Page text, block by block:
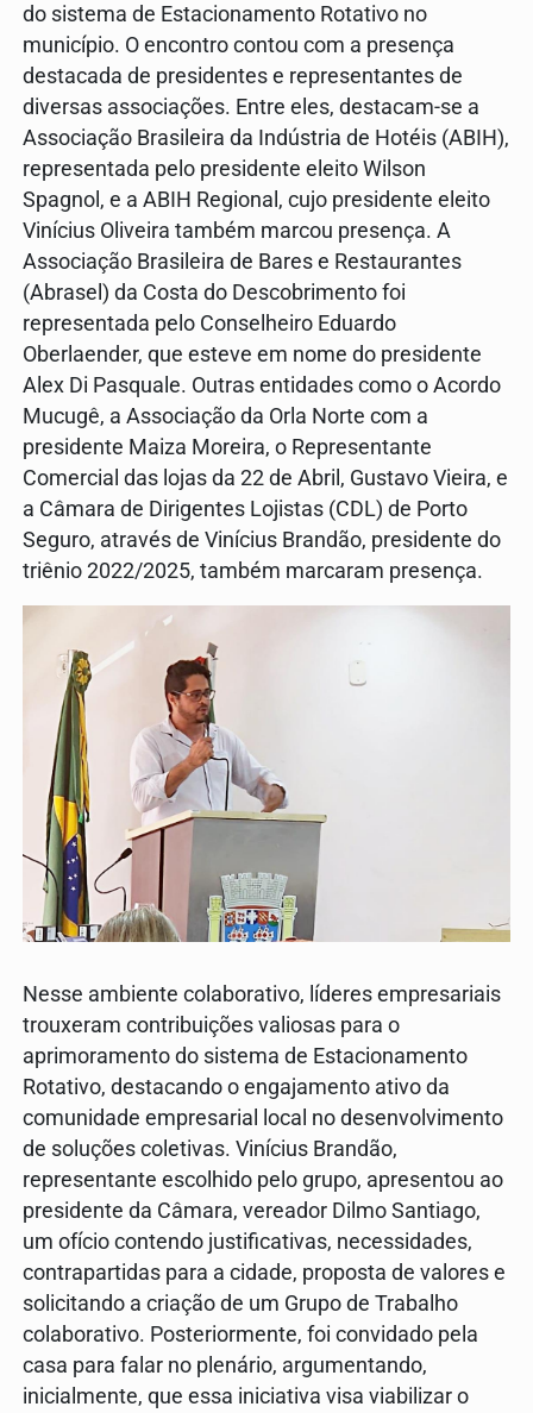
do sistema de Estacionamento Rotativo no
município. O encontro contou com a presença
destacada de presidentes e representantes de
diversas associações. Entre eles, destacam-se a
Associação Brasileira da Indústria de Hotéis (ABIH),
representada pelo presidente eleito Wilson
Spagnol, e a ABIH Regional, cujo presidente eleito
Vinícius Oliveira também marcou presença. A
Associação Brasileira de Bares e Restaurantes
(Abrasel) da Costa do Descobrimento foi
representada pelo Conselheiro Eduardo
Oberlaender, que esteve em nome do presidente
Alex Di Pasquale. Outras entidades como o Acordo
Mucugê, a Associação da Orla Norte com a
presidente Maiza Moreira, o Representante
Comercial das lojas da 22 de Abril, Gustavo Vieira, e
a Câmara de Dirigentes Lojistas (CDL) de Porto
Seguro, através de Vinícius Brandão, presidente do
triênio 2022/2025, também marcaram presença.
Nesse ambiente colaborativo, líderes empresariais
trouxeram contribuições valiosas para o
aprimoramento do sistema de Estacionamento
Rotativo, destacando o engajamento ativo da
comunidade empresarial local no desenvolvimento
de soluções coletivas. Vinícius Brandão,
representante escolhido pelo grupo, apresentou ao
presidente da Câmara, vereador Dilmo Santiago,
um ofício contendo justificativas, necessidades,
contrapartidas para a cidade, proposta de valores e
solicitando a criação de um Grupo de Trabalho
colaborativo. Posteriormente, foi convidado pela
casa para falar no plenário, argumentando,
inicialmente, que essa iniciativa visa viabilizar o